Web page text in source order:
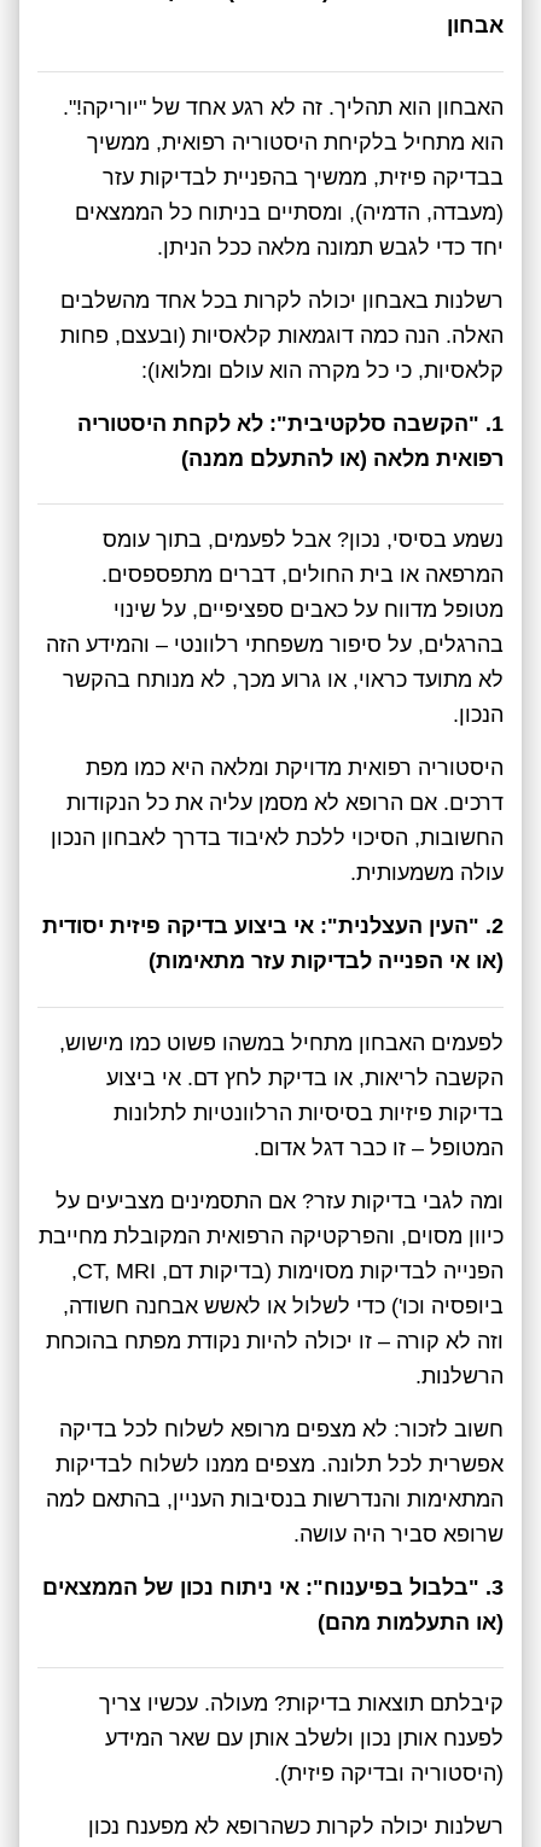
אבחון
האבחון הוא תהליך. זה לא רגע אחד של "יוריקה!".
הוא מתחיל בלקיחת היסטוריה רפואית, ממשיך
בבדיקה פיזית, ממשיך בהפניית לבדיקות עזר
(מעבדה, הדמיה), ומסתיים בניתוח כל הממצאים
יחד כדי לגבש תמונה מלאה ככל הניתן.
רשלנות באבחון יכולה לקרות בכל אחד מהשלבים
האלה. הנה כמה דוגמאות קלאסיות (ובעצם, פחות
קלאסיות, כי כל מקרה הוא עולם ומלואו):
1. "הקשבה סלקטיבית": לא לקחת היסטוריה
רפואית מלאה (או להתעלם ממנה)
נשמע בסיסי, נכון? אבל לפעמים, בתוך עומס
המרפאה או בית החולים, דברים מתפספסים.
מטופל מדווח על כאבים ספציפיים, על שינוי
בהרגלים, על סיפור משפחתי רלוונטי – והמידע הזה
לא מתועד כראוי, או גרוע מכך, לא מנותח בהקשר
הנכון.
היסטוריה רפואית מדויקת ומלאה היא כמו מפת
דרכים. אם הרופא לא מסמן עליה את כל הנקודות
החשובות, הסיכוי ללכת לאיבוד בדרך לאבחון הנכון
עולה משמעותית.
2. "העין העצלנית": אי ביצוע בדיקה פיזית יסודית
(או אי הפנייה לבדיקות עזר מתאימות)
לפעמים האבחון מתחיל במשהו פשוט כמו מישוש,
הקשבה לריאות, או בדיקת לחץ דם. אי ביצוע
בדיקות פיזיות בסיסיות הרלוונטיות לתלונות
המטופל – זו כבר דגל אדום.
ומה לגבי בדיקות עזר? אם התסמינים מצביעים על
כיוון מסוים, והפרקטיקה הרפואית המקובלת מחייבת
הפנייה לבדיקות מסוימות (בדיקות דם, CT, MRI,
ביופסיה וכו') כדי לשלול או לאשש אבחנה חשודה,
וזה לא קורה – זו יכולה להיות נקודת מפתח בהוכחת
הרשלנות.
חשוב לזכור: לא מצפים מרופא לשלוח לכל בדיקה
אפשרית לכל תלונה. מצפים ממנו לשלוח לבדיקות
המתאימות והנדרשות בנסיבות העניין, בהתאם למה
שרופא סביר היה עושה.
3. "בלבול בפיענוח": אי ניתוח נכון של הממצאים
(או התעלמות מהם)
קיבלתם תוצאות בדיקות? מעולה. עכשיו צריך
לפענח אותן נכון ולשלב אותן עם שאר המידע
(היסטוריה ובדיקה פיזית).
רשלנות יכולה לקרות כשהרופא לא מפענח נכון